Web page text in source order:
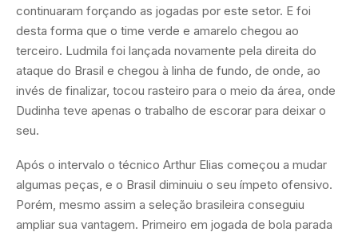
continuaram forçando as jogadas por este setor. E foi
desta forma que o time verde e amarelo chegou ao
terceiro. Ludmila foi lançada novamente pela direita do
ataque do Brasil e chegou à linha de fundo, de onde, ao
invés de finalizar, tocou rasteiro para o meio da área, onde
Dudinha teve apenas o trabalho de escorar para deixar o
seu.
Após o intervalo o técnico Arthur Elias começou a mudar
algumas peças, e o Brasil diminuiu o seu ímpeto ofensivo.
Porém, mesmo assim a seleção brasileira conseguiu
ampliar sua vantagem. Primeiro em jogada de bola parada